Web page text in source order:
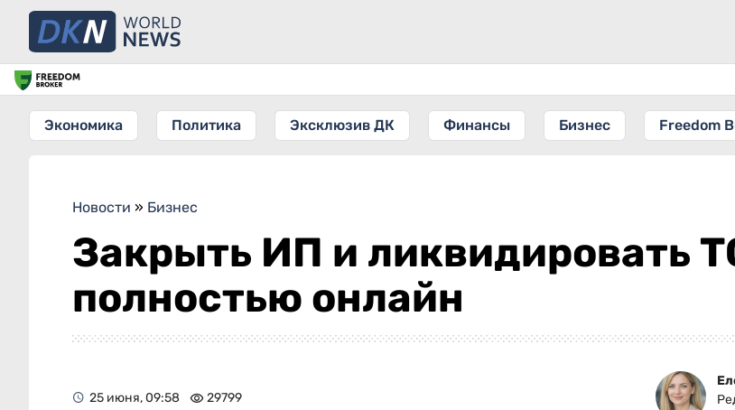
Экономика Политика Эксклюзив ДК Финансы Бизнес Freedom
Новости » Бизнес
Закрыть ИП и ликвидировать
полностью онлайн
25 июня, 09:58 29799